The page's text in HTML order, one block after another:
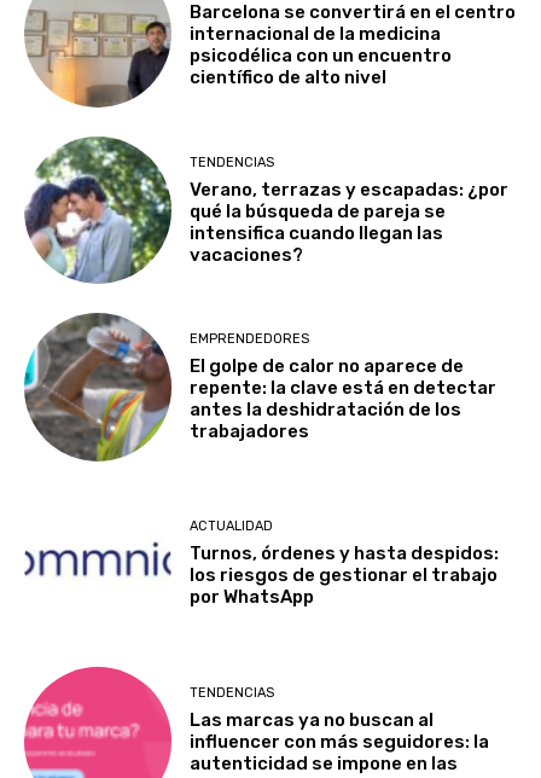
Barcelona se convertirá en el centro
internacional de la medicina
psicodélica con un encuentro
científico de alto nivel
TENDENCIAS
Verano, terrazas y escapadas: ¿por
qué la búsqueda de pareja se
intensifica cuando llegan las
vacaciones?
EMPRENDEDORES
El golpe de calor no aparece de
repente: la clave está en detectar
antes la deshidratación de los
trabajadores
ACTUALIDAD
Turnos, órdenes y hasta despidos:
los riesgos de gestionar el trabajo
por WhatsApp
TENDENCIAS
Las marcas ya no buscan al
influencer con más seguidores: la
autenticidad se impone en las